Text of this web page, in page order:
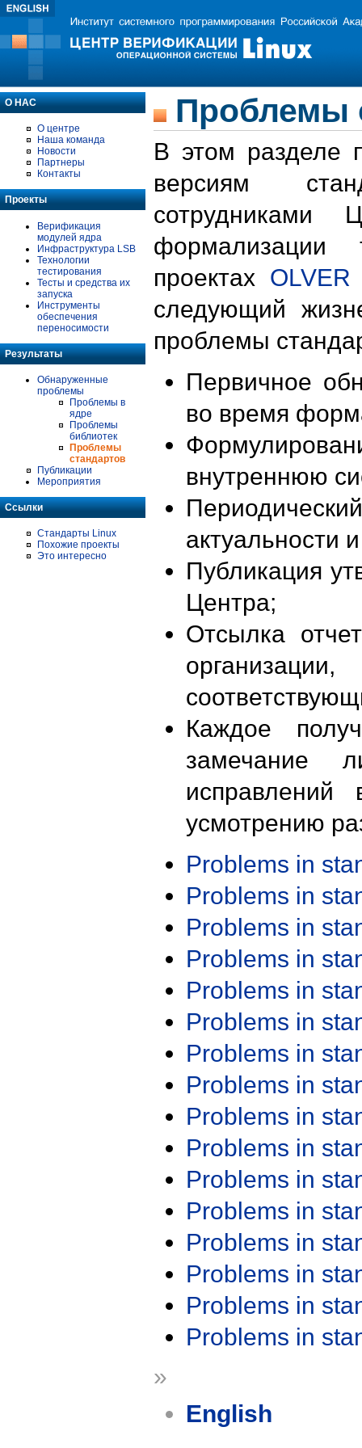
О НАС
О центре
Наша команда
Новости
Партнеры
Контакты
Проекты
Верификация
модулей ядра
Инфраструктура LSB
Технологии
тестирования
Тесты и средства их
запуска
Инструменты
обеспечения
переносимости
Результаты
Обнаруженные
проблемы
Проблемы в
ядре
Проблемы
библиотек
Проблемы
стандартов
Публикации
Мероприятия
Ссылки
Стандарты Linux
Похожие проекты
Это интересно
Проблемы
В этом разделе
версиям
формализации
проектах OLVER
следующий
проблемы
Первичное
во время
внутреннюю
актуальности
Публикация
Центра;
Отсылка
Каждое
замечание
исправлений
усмотрению
Problems in
Problems in
Problems in
Problems in
Problems in
Problems in
Problems in
Problems in
Problems in
Problems in
Problems in
Problems in
Problems in
Problems in
Problems in
Problems in
»
English